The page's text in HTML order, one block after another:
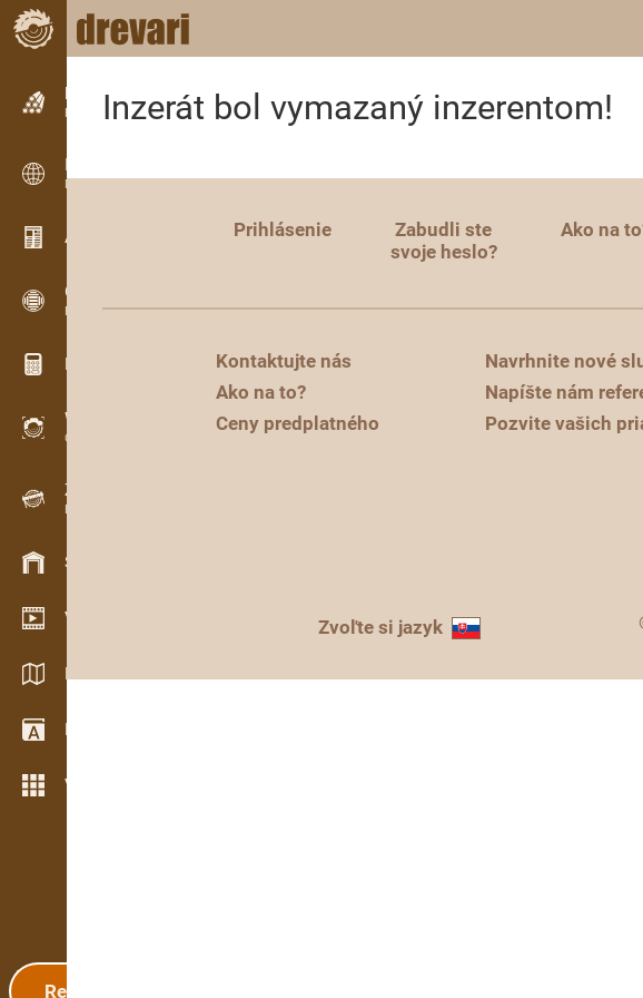
Inzercia
Riadková inzercia
Inzercia
Medzinárodná inzercia
Aktuality / Články
OPTI-TIMB
Porezové schémy
Drevárske kalkulačky
WoodProfi
Objem dreva s AI
Záznamník
Evidencia dreva v teréne
Skladové hospodárstvo
Video showroom
Katalógy / Brožúry
Drevársky slovník
Viac možností
Registrácia
Inzerát bol vymazaný inzerentom!
Prihlásenie
Zabudli ste
svoje heslo?
Ako na
Kontaktujte nás
Ako na to?
Ceny predplatného
Navrhnite nové
Napíšte nám
Pozvite vašich
Zvoľte si jazyk